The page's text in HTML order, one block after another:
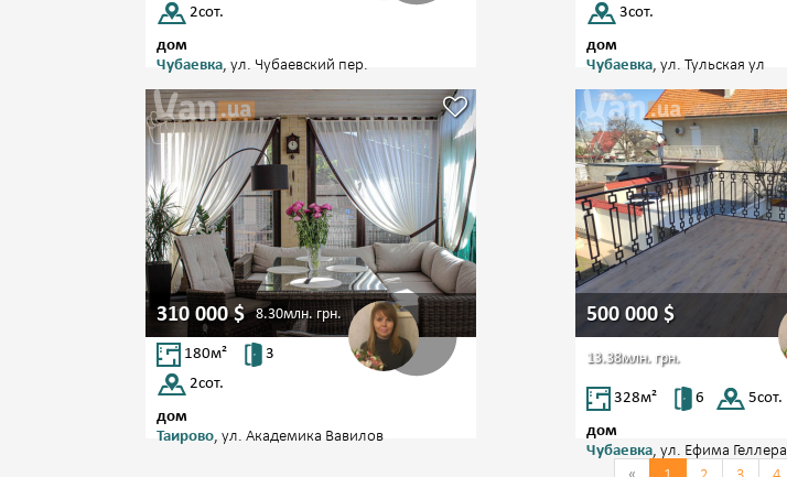
2сот.
дом
Чубаевка, ул. Чубаевский пер.
3сот.
дом
Чубаевка, ул. Тульская ул
310 000$ 8.30млн. грн.
180м²
3
2сот.
дом
Таирово, ул. Академика Вавилов
500 000$
13.38млн. грн.
328м² 6 5сот.
дом
Чубаевка, ул. Ефима Геллера